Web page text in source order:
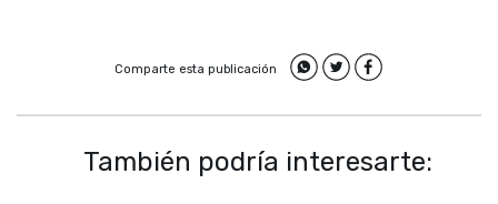
Comparte esta publicación
También podría interesarte: